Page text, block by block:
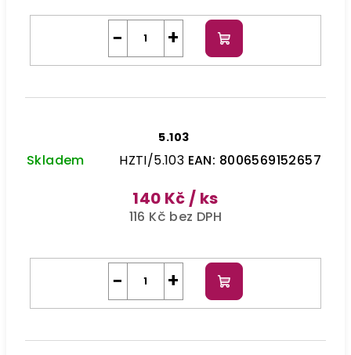
+
− Do
košíku
5.103
Skladem HZTI/5.103 EAN: 8006569152657
140 Kč / ks
116 Kč bez DPH
+
− Do
košíku